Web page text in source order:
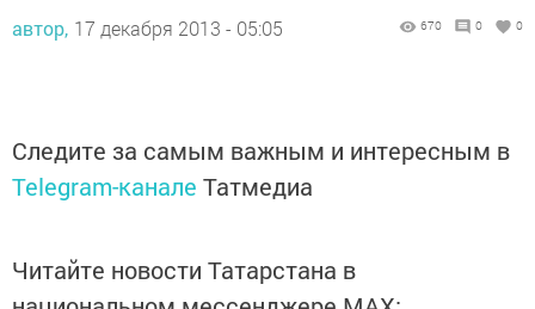
автор, 17 декабря 2013 - 05:05 670 0 0
Следите за самым важным и интересным в
Telegram-канале Татмедиа
Читайте новости Татарстана в